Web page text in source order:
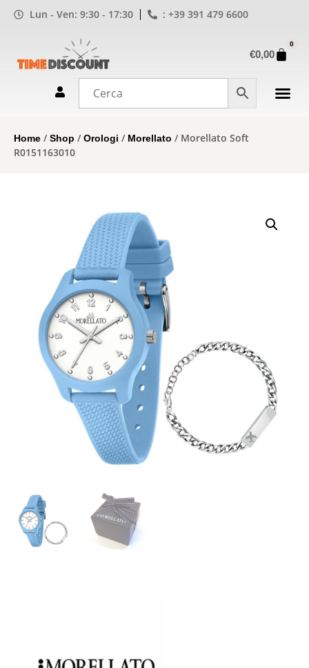
Lun - Ven: 9:30 - 17:30 : +39 391 479 6600
€0,00
0
Home /Shop /Orologi / Morellato / Morellato Soft
R0151163010